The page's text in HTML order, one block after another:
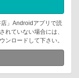
」Androidアプリで読
れていない場合には、
ンロードして下さい。